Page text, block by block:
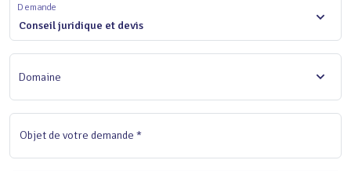
Conseil juridique et devis
Demande
Domaine
Objet de votre demande *